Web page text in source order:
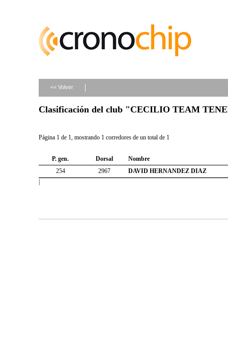
<< Volver
Clasificación del club "CECILIO TEAM
Página 1 de 1, mostrando 1 corredores de un total de 1
P. gen. Dorsal
Nombre
254
2967
DAVID HERNANDEZ DIAZ
|